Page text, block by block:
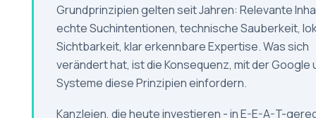
Grundprinzipien gelten seit Jahren: Relevante
echte Suchintentionen, technische Sauberkeit,
Sichtbarkeit, klar erkennbare Expertise. Was sich
verändert hat, ist die Konsequenz, mit der Google
Systeme diese Prinzipien einfordern.
Kanzleien, die heute investieren - in E-E-A-T-